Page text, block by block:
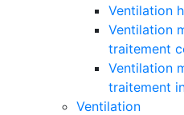
Ventilation
Ventilation
traitement
Ventilation
traitement
Ventilation